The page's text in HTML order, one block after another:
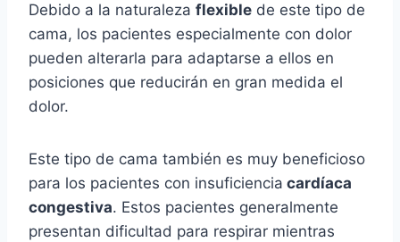
Debido a la naturaleza flexible de este tipo de
cama, los pacientes especialmente con dolor
pueden alterarla para adaptarse a ellos en
posiciones que reducirán en gran medida el
dolor.
Este tipo de cama también es muy beneficioso
para los pacientes con insuficiencia cardíaca
congestiva. Estos pacientes generalmente
presentan dificultad para respirar mientras